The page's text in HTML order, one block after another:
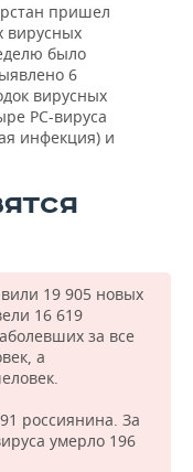
пришел
вирусных
было
6
вирусных
РС-вируса
инфекция) и
19 905 новых
16 619
за все
а
россиянина. За
умерло 196